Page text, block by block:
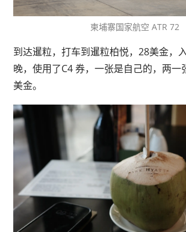
柬埔寨国家航空 ATR 72
到达暹粒，打车到暹粒柏悦，28美金，
晚，使用了C4 券，一张是自己的，两一
美金。